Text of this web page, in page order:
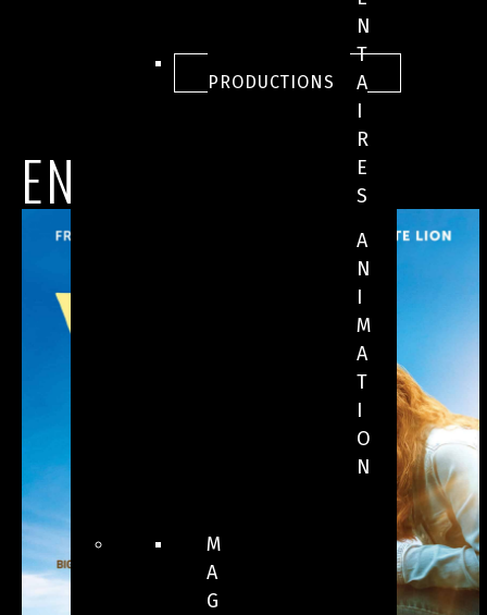
PRODUCTIONS
N
T
A
I
R
E
S
A
N
I
M
A
T
I
O
N
M
A
G
EN IMAGES